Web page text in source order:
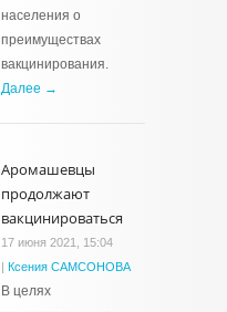
населения о
преимуществах
вакцинирования.
Далее →
Аромашевцы
продолжают
вакцинироваться
17 июня 2021, 15:04
| Ксения САМСОНОВА
В целях